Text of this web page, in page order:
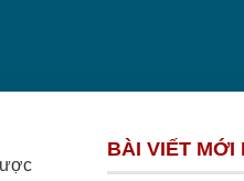
BÀI VIẾT MỚI